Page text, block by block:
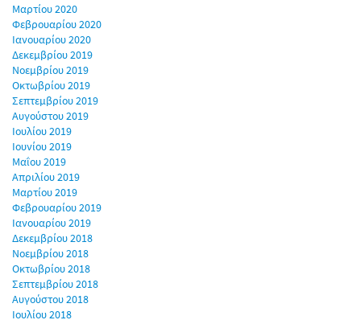
Μαρτίου 2020
Φεβρουαρίου 2020
Ιανουαρίου 2020
Δεκεμβρίου 2019
Νοεμβρίου 2019
Οκτωβρίου 2019
Σεπτεμβρίου 2019
Αυγούστου 2019
Ιουλίου 2019
Ιουνίου 2019
Μαΐου 2019
Απριλίου 2019
Μαρτίου 2019
Φεβρουαρίου 2019
Ιανουαρίου 2019
Δεκεμβρίου 2018
Νοεμβρίου 2018
Οκτωβρίου 2018
Σεπτεμβρίου 2018
Αυγούστου 2018
Ιουλίου 2018